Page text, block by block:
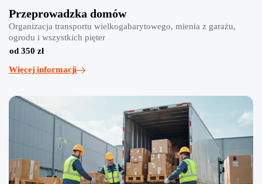
Przeprowadzka domów
Organizacja transportu wielkogabarytowego, mienia z garażu,
ogrodu i wszystkich pięter
od 350 zł
Więcej informacji